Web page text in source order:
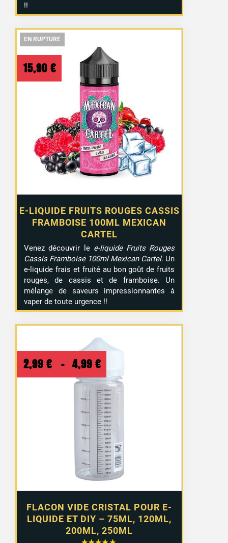
!!
EN RUPTURE
EN RUPTURE
E-LIQUIDE FRUITS ROUGES CASSIS
FRAMBOISE 100ML MEXICAN
CARTEL
15,90 €
Venez découvrir le e-liquide Fruits Rouges
Cassis Framboise 100ml Mexican Cartel. Un
e-liquide frais et fruité au bon goût de fruits
rouges, de cassis et de framboise. Un
mélange de saveurs impressionnantes à
vaper de toute urgence !!
EN RUPTURE
FLACON VIDE CRISTAL POUR E-
LIQUIDE ET DIY – 75ML, 120ML,
200ML, 250ML
2,99 € – 4,99 €
de
prix :
2,99 €
à
4,99 €